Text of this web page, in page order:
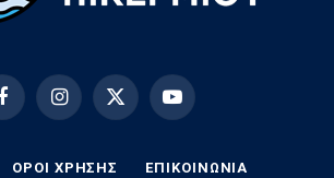
FacebookInstagramX
YouTube
ΟΡΟΙ ΧΡΗΣΗΣ EΠΙΚΟΙΝΩΝΊΑ